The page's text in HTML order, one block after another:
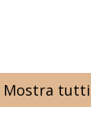
Mostra tutti